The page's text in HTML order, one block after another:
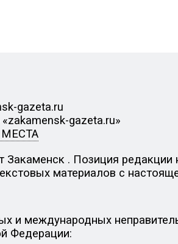
gazeta.ru
gazeta.ru»
. Позиция редакции
материалов с
и международных
Федерации: